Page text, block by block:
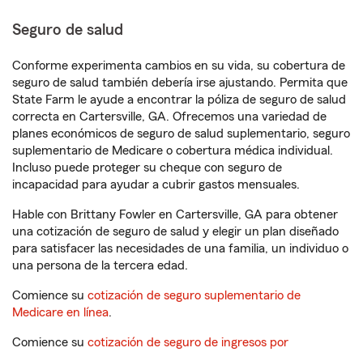
Seguro de salud
Conforme experimenta cambios en su vida, su cobertura de
seguro de salud también debería irse ajustando. Permita que
State Farm le ayude a encontrar la póliza de seguro de salud
correcta en Cartersville, GA. Ofrecemos una variedad de
planes económicos de seguro de salud suplementario, seguro
suplementario de Medicare o cobertura médica individual.
Incluso puede proteger su cheque con seguro de
incapacidad para ayudar a cubrir gastos mensuales.
Hable con Brittany Fowler en Cartersville, GA para obtener
una cotización de seguro de salud y elegir un plan diseñado
para satisfacer las necesidades de una familia, un individuo o
una persona de la tercera edad.
Comience su cotización de seguro suplementario de
Medicare en línea.
Comience su cotización de seguro de ingresos por